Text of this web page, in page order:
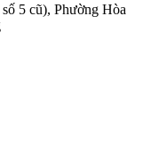
5 cũ), Phường Hòa